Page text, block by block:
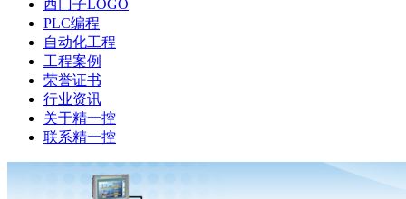
西门子LOGO
PLC编程
自动化工程
工程案例
荣誉证书
行业资讯
关于精一控
联系精一控